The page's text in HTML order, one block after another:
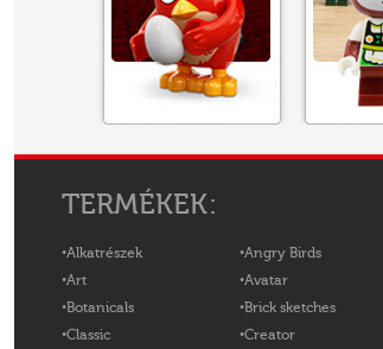
TERMÉKEK:
Alkatrészek
Art
Botanicals
Classic
Angry Birds
Avatar
Brick sketches
Creator